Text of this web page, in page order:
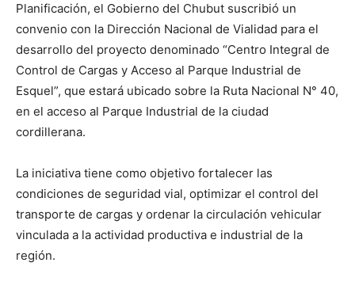
Planificación, el Gobierno del Chubut suscribió un
convenio con la Dirección Nacional de Vialidad para el
desarrollo del proyecto denominado “Centro Integral de
Control de Cargas y Acceso al Parque Industrial de
Esquel”, que estará ubicado sobre la Ruta Nacional N° 40,
en el acceso al Parque Industrial de la ciudad
cordillerana.
La iniciativa tiene como objetivo fortalecer las
condiciones de seguridad vial, optimizar el control del
transporte de cargas y ordenar la circulación vehicular
vinculada a la actividad productiva e industrial de la
región.